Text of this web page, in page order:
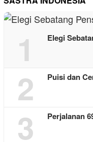
1 Elegi
2 Puisi dan
3 Perjalanan